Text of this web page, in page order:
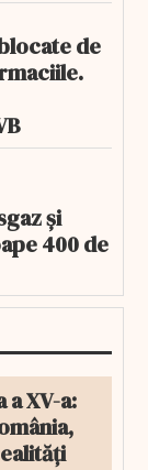
de
și
400 de
XV-a: